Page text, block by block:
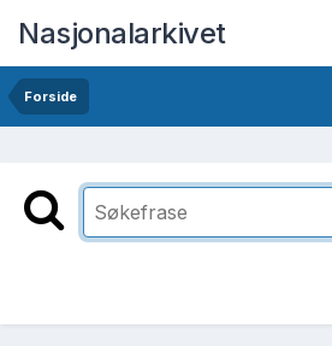
Nasjonalarkivet
Forside